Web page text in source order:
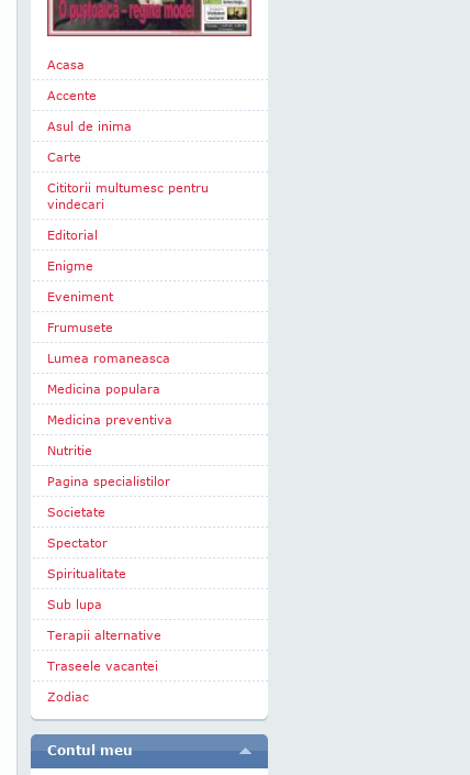
Acasa
Accente
Asul de inima
Carte
Cititorii multumesc pentru
vindecari
Editorial
Enigme
Eveniment
Frumusete
Lumea romaneasca
Medicina populara
Medicina preventiva
Nutritie
Pagina specialistilor
Societate
Spectator
Spiritualitate
Sub lupa
Terapii alternative
Traseele vacantei
Zodiac
Contul meu